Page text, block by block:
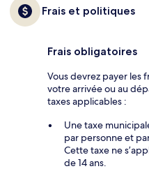
Frais et politiques
Frais obligatoires
Vous devrez payer les
votre arrivée ou au
taxes applicables :
Une taxe
par personne et
Cette taxe ne
de 14 ans.